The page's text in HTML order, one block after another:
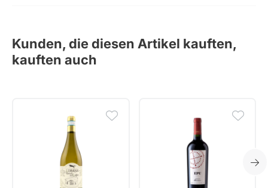
Kunden, die diesen Artikel kauften,
kauften auch